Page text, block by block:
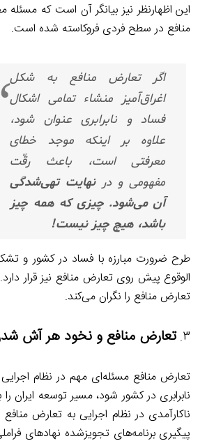
این اظهارنظر نیز بیانگر آن است که
منافع در سطح فردی فروکاسته شده است.
اگر تعارض منافع به شکل
اغراق‌آمیز منشاء تمامی اشکال
فساد و نابرابری عنوان شود،
علاوه بر اینکه موجد خطای
معرفتی است، باعث رقّت
مفهومی و درنهایت تهی‌شدگی
آن می‌شود. چیزی که همه چیز
باشد، هیچ چیز نیست!
طرح ضرورت مبارزه با فساد در کشور و
الوقوع پیش روی تعارض منافع نیز قرار
تعارض منافع را نگران می‌کند.
تعارض منافع و نخود هر آش
تعارض منافع مسئله‌ای مهم در نظام
نابرابری در کشور شود، مسیر توسعه ایران
ناکارآمدی در نظام اجرایی به تعارض
پیگیری برنامه‌های تجویزشده نهادهای